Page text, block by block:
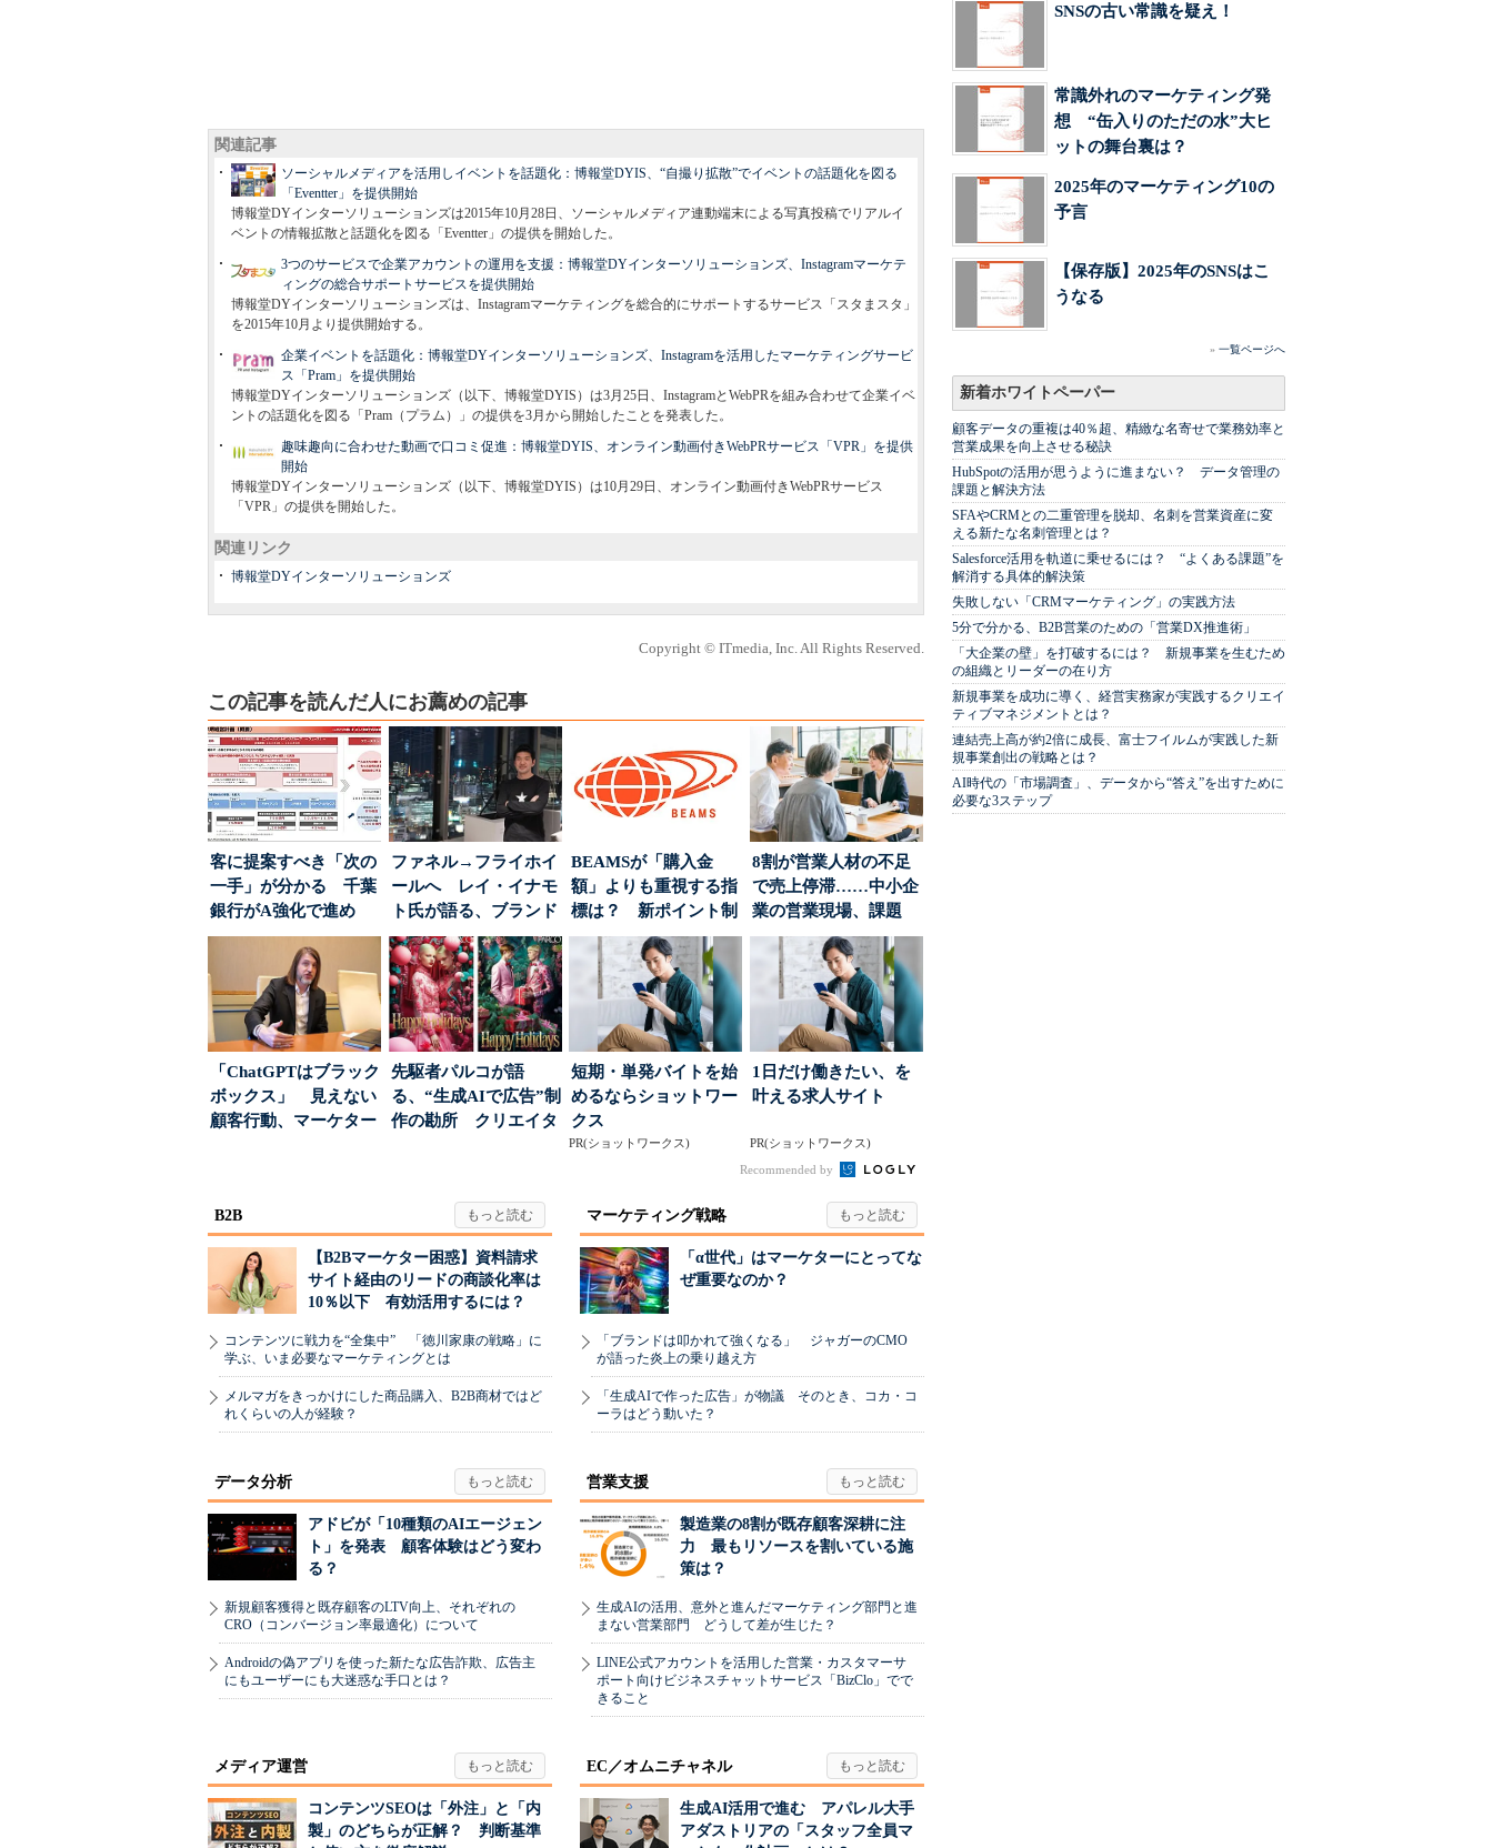
関連記事
ソーシャルメディアを活用しイベントを話題化：博報堂DYIS、“自撮り拡散”でイベントの話題化を図る
「Eventter」を提供開始
博報堂DYインターソリューションズは2015年10月28日、ソーシャルメディア連動端末による写真投稿でリアルイ
ベントの情報拡散と話題化を図る「Eventter」の提供を開始した。
3つのサービスで企業アカウントの運用を支援：博報堂DYインターソリューションズ、Instagramマーケテ
ィングの総合サポートサービスを提供開始
博報堂DYインターソリューションズは、Instagramマーケティングを総合的にサポートするサービス「スタまスタ」
を2015年10月より提供開始する。
企業イベントを話題化：博報堂DYインターソリューションズ、Instagramを活用したマーケティングサービ
ス「Pram」を提供開始
博報堂DYインターソリューションズ（以下、博報堂DYIS）は3月25日、InstagramとWebPRを組み合わせて企業イベ
ントの話題化を図る「Pram（プラム）」の提供を3月から開始したことを発表した。
趣味趣向に合わせた動画で口コミ促進：博報堂DYIS、オンライン動画付きWebPRサービス「VPR」を提供
開始
博報堂DYインターソリューションズ（以下、博報堂DYIS）は10月29日、オンライン動画付きWebPRサービス
「VPR」の提供を開始した。
関連リンク
博報堂DYインターソリューションズ
Copyright © ITmedia, Inc. All Rights Reserved.
この記事を読んだ人にお薦めの記事
客に提案すべき「次の
一手」が分かる 千葉
銀行がA強化で進め
る“One to On...
ファネル→フライホイ
ールへ レイ・イナモ
ト氏が語る、ブランド
が「信頼」を得るた
め...
BEAMSが「購入金
額」よりも重視する指
標は？ 新ポイント制
度の狙い
8割が営業人材の不足
で売上停滞……中小企
業の営業現場、課題
は？
「ChatGPTはブラック
ボックス」 見えない
顧客行動、マーケター
先駆者パルコが語
る、“生成AIで広告”制
作の勘所 クリエイタ
短期・単発バイトを始
めるならショットワー
クス
PR(ショットワークス)
1日だけ働きたい、を
叶える求人サイト
PR(ショットワークス)
Recommended by
B2B
【B2Bマーケター困惑】資料請求
サイト経由のリードの商談化率は
10％以下 有効活用するには？
コンテンツに戦力を“全集中” 「徳川家康の戦略」に
学ぶ、いま必要なマーケティングとは
メルマガをきっかけにした商品購入、B2B商材ではど
れくらいの人が経験？
マーケティング戦略
「α世代」はマーケターにとってな
ぜ重要なのか？
「ブランドは叩かれて強くなる」 ジャガーのCMO
が語った炎上の乗り越え方
「生成AIで作った広告」が物議 そのとき、コカ・コ
ーラはどう動いた？
データ分析
アドビが「10種類のAIエージェン
ト」を発表 顧客体験はどう変わ
る？
新規顧客獲得と既存顧客のLTV向上、それぞれの
CRO（コンバージョン率最適化）について
Androidの偽アプリを使った新たな広告詐欺、広告主
にもユーザーにも大迷惑な手口とは？
営業支援
製造業の8割が既存顧客深耕に注
力 最もリソースを割いている施
策は？
生成AIの活用、意外と進んだマーケティング部門と進
まない営業部門 どうして差が生じた？
LINE公式アカウントを活用した営業・カスタマーサ
ポート向けビジネスチャットサービス「BizClo」でで
きること
メディア運営
コンテンツSEOは「外注」と「内
製」のどちらが正解？ 判断基準
EC／オムニチャネル
生成AI活用で進む アパレル大手
アダストリアの「スタッフ全員マ
SNSの古い常識を疑え！
常識外れのマーケティング発
想 “缶入りのただの水”大ヒ
ットの舞台裏は？
2025年のマーケティング10の
予言
【保存版】2025年のSNSはこ
うなる
» 一覧ページへ
新着ホワイトペーパー
顧客データの重複は40％超、精緻な名寄せで業務効率と
営業成果を向上させる秘訣
HubSpotの活用が思うように進まない？ データ管理の
課題と解決方法
SFAやCRMとの二重管理を脱却、名刺を営業資産に変
える新たな名刺管理とは？
Salesforce活用を軌道に乗せるには？ “よくある課題”を
解消する具体的解決策
失敗しない「CRMマーケティング」の実践方法
5分で分かる、B2B営業のための「営業DX推進術」
「大企業の壁」を打破するには？ 新規事業を生むため
の組織とリーダーの在り方
新規事業を成功に導く、経営実務家が実践するクリエイ
ティブマネジメントとは？
連結売上高が約2倍に成長、富士フイルムが実践した新
規事業創出の戦略とは？
AI時代の「市場調査」、データから“答え”を出すために
必要な3ステップ